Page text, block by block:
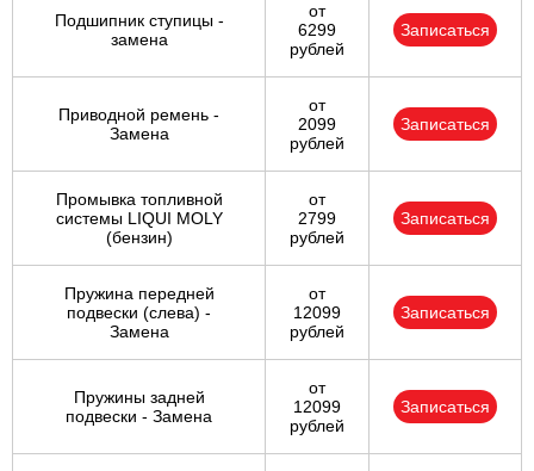
Подшипник ступицы -
замена
от
6299
рублей
Записаться
Приводной ремень -
Замена
от
2099
рублей
Записаться
Промывка топливной
системы LIQUI MOLY
(бензин)
от
2799
рублей
Записаться
Пружина передней
подвески (слева) -
Замена
от
12099
рублей
Записаться
Пружины задней
подвески - Замена
от
12099
рублей
Записаться